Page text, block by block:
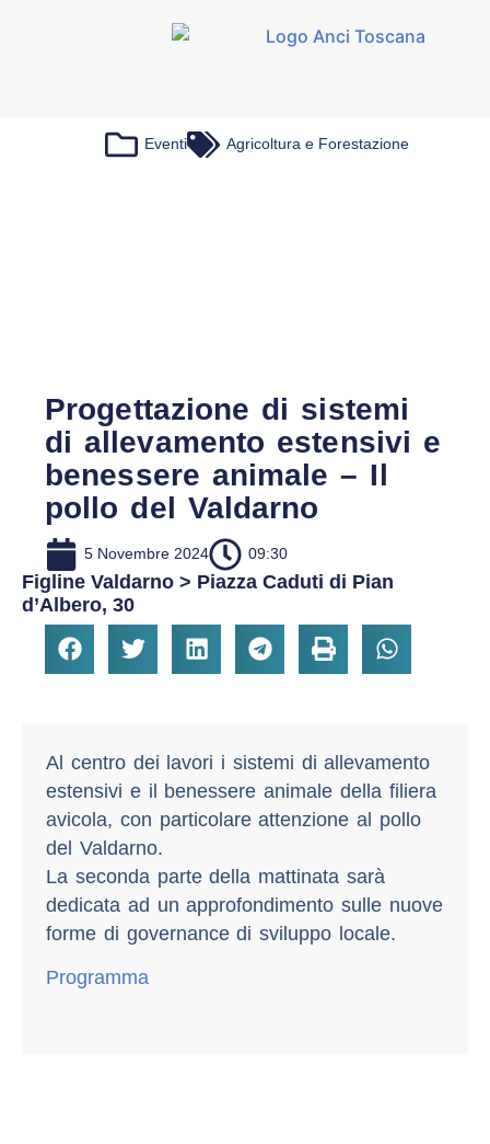
Eventi Agricoltura e Forestazione
Progettazione di sistemi
di allevamento estensivi e
benessere animale – Il
pollo del Valdarno
5 Novembre 2024 09:30
Figline Valdarno > Piazza Caduti di Pian
d’Albero, 30
Al centro dei lavori i sistemi di allevamento
estensivi e il benessere animale della filiera
avicola, con particolare attenzione al pollo
del Valdarno.
La seconda parte della mattinata sarà
dedicata ad un approfondimento sulle nuove
forme di governance di sviluppo locale.
Programma